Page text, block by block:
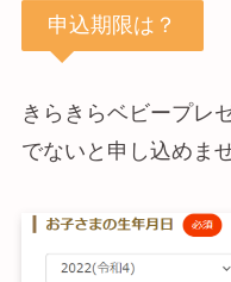
申込期限は？
きらきらベビープレ
でないと申し込めませ